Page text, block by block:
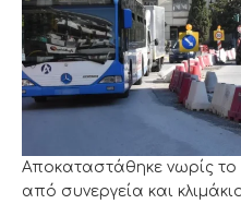
Αποκαταστάθηκε νωρίς το
από συνεργεία και